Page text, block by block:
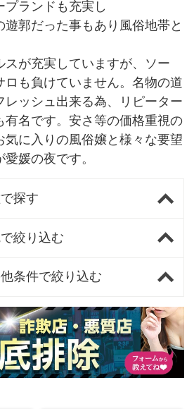
プランドも充実し
郭だった事もあり風俗地帯と
スが充実していますが、ソー
ロも負けていません。名物の道
レッシュ出来る為、リピーター
有名です。安さ等の価格重視の
気に入りの風俗嬢と様々な要望
媛の夜です。
探す
絞り込む
条件で絞り込む